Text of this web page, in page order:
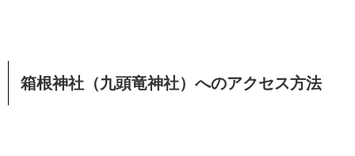
箱根神社（九頭竜神社）へのアクセス方法